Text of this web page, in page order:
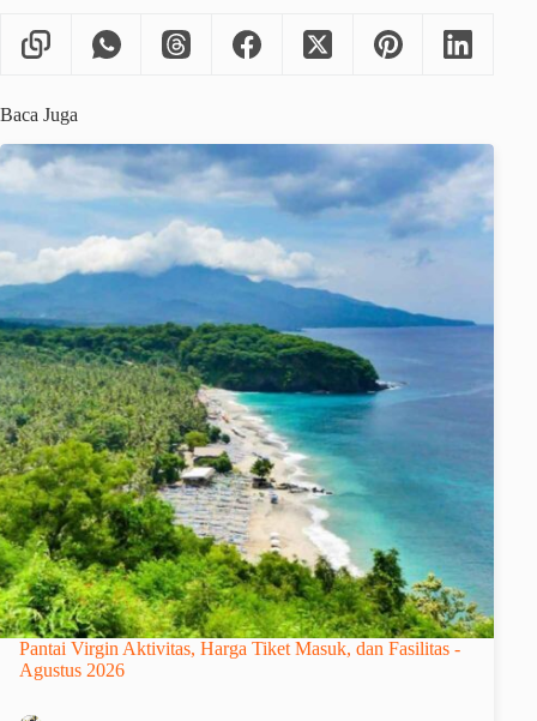
Baca Juga
Pantai Virgin Aktivitas, Harga Tiket Masuk, dan Fasilitas -
Agustus 2026